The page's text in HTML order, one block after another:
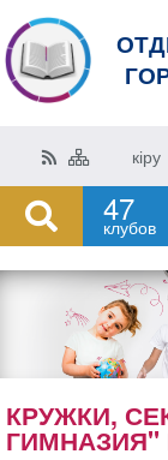
кіру
47
клубов
КРУЖКИ,